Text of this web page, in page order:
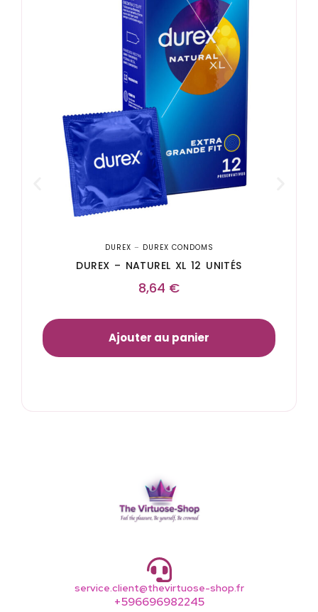
DUREX – DUREX CONDOMS
DUREX – NATUREL XL 12 UNITÉS
8,64 €
Ajouter au panier
service.client@thevirtuose-shop.fr
+596696982245